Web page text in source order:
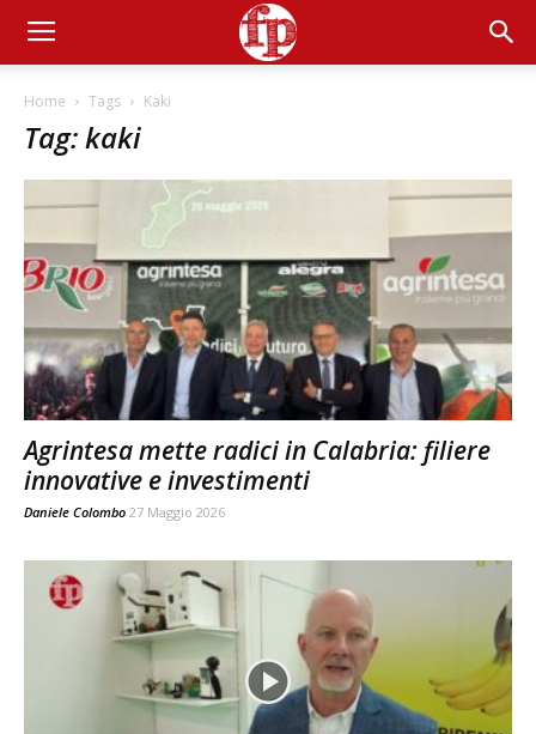
Home Tags Kaki
Tag: kaki
Agrintesa mette radici in Calabria: filiere
innovative e investimenti
Daniele Colombo 27 Maggio 2026